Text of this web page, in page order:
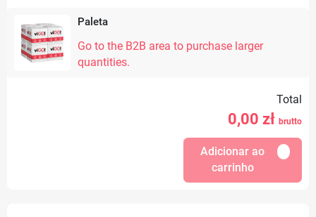
Paleta
Go to the B2B area to purchase larger
quantities.
Total
0,00 zł brutto
Adicionar ao
carrinho